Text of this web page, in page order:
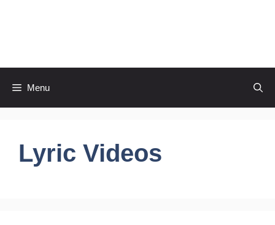
Menu
Lyric Videos